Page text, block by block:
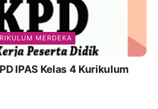
MERDEKA
IPAS Kelas 4 Kurikulum